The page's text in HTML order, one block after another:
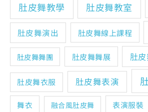
肚皮舞教學
肚皮舞教室
肚皮舞演出 肚皮舞線上課程
肚皮舞舞團 肚皮舞舞展 肚
肚皮舞衣服 肚皮舞表演
舞衣 融合風肚皮舞 表演服裝